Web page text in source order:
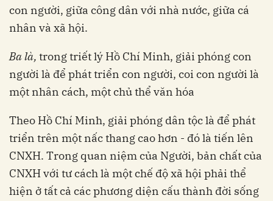
con người, giữa công dân với nhà nước, giữa cá
nhân và xã hội.
Ba là, trong triết lý Hồ Chí Minh, giải phóng con
người là để phát triển con người, coi con người là
một nhân cách, một chủ thể văn hóa
Theo Hồ Chí Minh, giải phóng dân tộc là để phát
triển trên một nấc thang cao hơn - đó là tiến lên
CNXH. Trong quan niệm của Người, bản chất của
CNXH với tư cách là một chế độ xã hội phải thể
hiện ở tất cả các phương diện cấu thành đời sống